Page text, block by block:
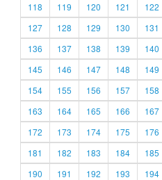
118
119 120 121 122
127
128 129 130 131
136
137 138 139 140
145
146 147 148 149
154
155 156 157 158
163
164 165 166 167
172
173 174 175 176
181
182 183 184 185
190
191 192 193 194